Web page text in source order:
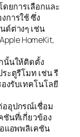
ดยการเลือกและ
การใช้ ซึ่ง
ด์ต่างๆ เช่น
HomeKit,
นั้นให้ติดตั้ง
ะตูรีโมท เช่น รี
งรับเทคโนโลยี
ออุปกรณ์เชื่อม
นที่เกี่ยวข้อง
แอพพลิเคชัน